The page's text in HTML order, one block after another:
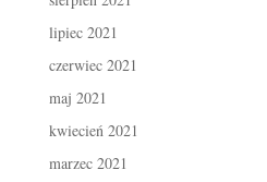
lipiec 2021
czerwiec 2021
maj 2021
kwiecień 2021
marzec 2021